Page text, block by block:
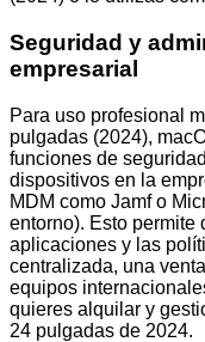
Seguridad y
empresarial
Para uso profesional
pulgadas (2024),
funciones de
dispositivos en la
MDM como Jamf o
entorno). Esto permite
aplicaciones y las
centralizada, una
equipos
quieres alquilar y
24 pulgadas de 2024.